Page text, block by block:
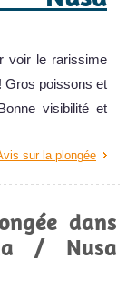
voir le rarissime
Gros poissons et
visibilité et
sur la plongée
dans
/ Nusa